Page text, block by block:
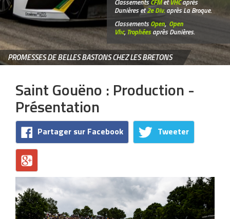
ClassementsCFMetVHCaprès
Dunières et2e Div. après La Broque.
ClassementsOpen, Open
Vhc, Trophéesaprès Dunières.
PROMESSES DE BELLES BASTONS CHEZ LES BRETONS
Saint Gouëno : Production -
Présentation
Partager sur Facebook Tweeter